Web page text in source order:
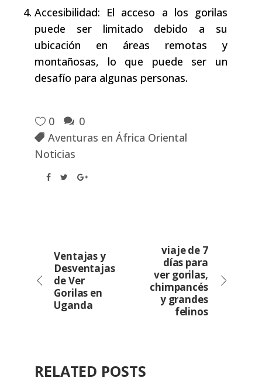
Accesibilidad: El acceso a los gorilas
puede ser limitado debido a su
ubicación en áreas remotas y
montañosas, lo que puede ser un
desafío para algunas personas.
0
0
Aventuras en África Oriental
Noticias
Ventajas y
Desventajas
de Ver
Gorilas en
Uganda
viaje de 7
días para
ver gorilas,
chimpancés
y grandes
felinos
RELATED POSTS